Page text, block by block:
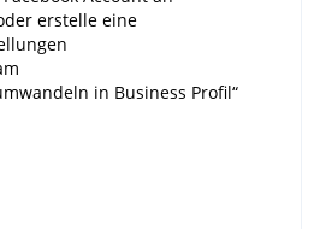
erstelle eine
in Business Profil“